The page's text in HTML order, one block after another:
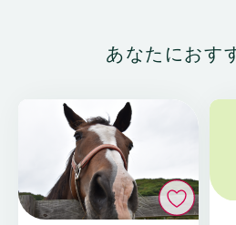
あなたにおす
いいね